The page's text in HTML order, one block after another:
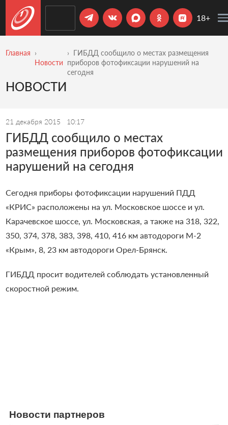
18+
Главная
Новости
ГИБДД сообщило о местах размещения
приборов фотофиксации нарушений на
сегодня
НОВОСТИ
21 декабря 2015 10:17
ГИБДД сообщило о местах
размещения приборов фотофиксации
нарушений на сегодня
Сегодня приборы фотофиксации нарушений ПДД
«КРИС» расположены на ул. Московское шоссе и ул.
Карачевское шоссе, ул. Московская, а также на 318, 322,
350, 374, 378, 383, 398, 410, 416 км автодороги М-2
«Крым», 8, 23 км автодороги Орел-Брянск.
ГИБДД просит водителей соблюдать установленный
скоростной режим.
Новости партнеров